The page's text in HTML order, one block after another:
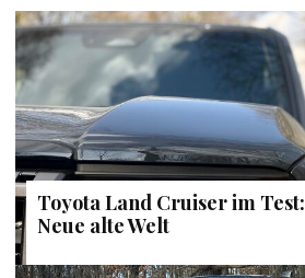
Toyota Land Cruiser im Test:
Neue alte Welt